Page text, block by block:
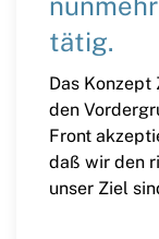
tätig.
Das
den
Front
daß wir den
unser Ziel